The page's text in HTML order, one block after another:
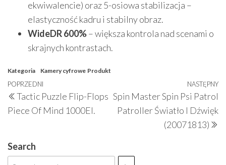
ekwiwalencie) oraz 5-osiowa stabilizacja –
elastyczność kadru i stabilny obraz.
WideDR 600%– większa kontrola nad scenami o
skrajnych kontrastach.
Kategoria Kamery cyfrowe Produkt
Nawigacja
wpisu
Poprzedni
wpis
POPRZEDNI
Tactic Puzzle Flip-Flops
Piece Of Mind 1000El.
NASTĘPNY
Spin Master Spin Psi Patrol
Patroller Światło I Dźwięk
(20071813)
Search